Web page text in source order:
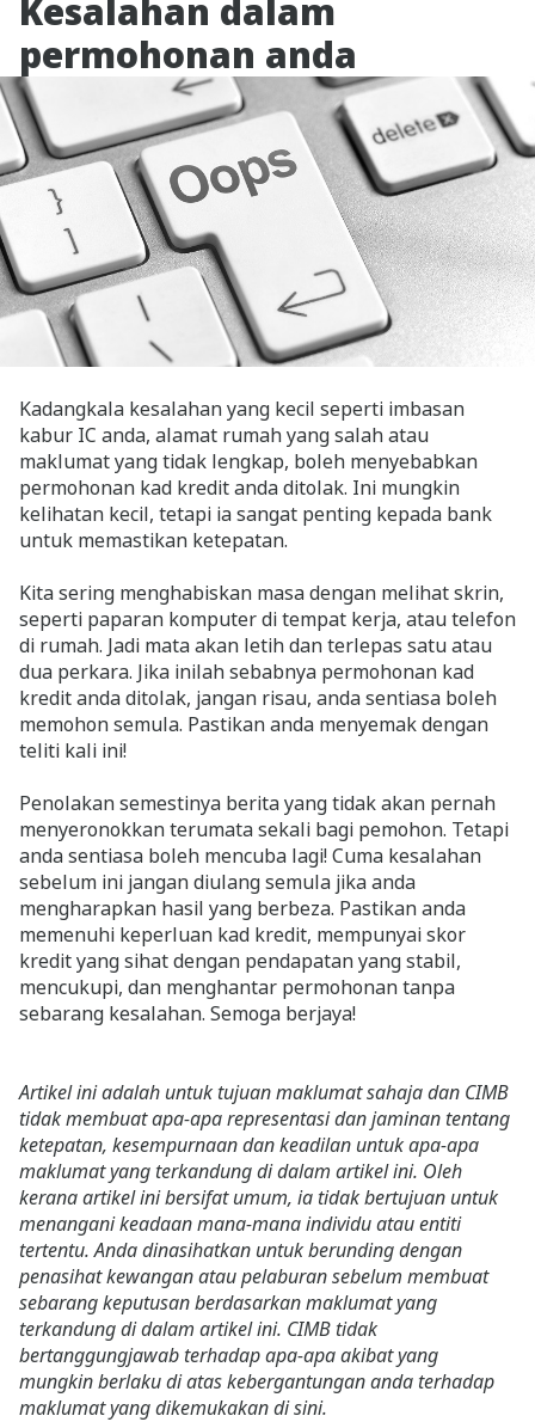
Kesalahan dalam
permohonan anda
Kadangkala kesalahan yang kecil seperti imbasan
kabur IC anda, alamat rumah yang salah atau
maklumat yang tidak lengkap, boleh menyebabkan
permohonan kad kredit anda ditolak. Ini mungkin
kelihatan kecil, tetapi ia sangat penting kepada bank
untuk memastikan ketepatan.
Kita sering menghabiskan masa dengan melihat skrin,
seperti paparan komputer di tempat kerja, atau telefon
di rumah. Jadi mata akan letih dan terlepas satu atau
dua perkara. Jika inilah sebabnya permohonan kad
kredit anda ditolak, jangan risau, anda sentiasa boleh
memohon semula. Pastikan anda menyemak dengan
teliti kali ini!
Penolakan semestinya berita yang tidak akan pernah
menyeronokkan terumata sekali bagi pemohon. Tetapi
anda sentiasa boleh mencuba lagi! Cuma kesalahan
sebelum ini jangan diulang semula jika anda
mengharapkan hasil yang berbeza. Pastikan anda
memenuhi keperluan kad kredit, mempunyai skor
kredit yang sihat dengan pendapatan yang stabil,
mencukupi, dan menghantar permohonan tanpa
sebarang kesalahan. Semoga berjaya!
Artikel ini adalah untuk tujuan maklumat sahaja dan CIMB
tidak membuat apa-apa representasi dan jaminan tentang
ketepatan, kesempurnaan dan keadilan untuk apa-apa
maklumat yang terkandung di dalam artikel ini. Oleh
kerana artikel ini bersifat umum, ia tidak bertujuan untuk
menangani keadaan mana-mana individu atau entiti
tertentu. Anda dinasihatkan untuk berunding dengan
penasihat kewangan atau pelaburan sebelum membuat
sebarang keputusan berdasarkan maklumat yang
terkandung di dalam artikel ini. CIMB tidak
bertanggungjawab terhadap apa-apa akibat yang
mungkin berlaku di atas kebergantungan anda terhadap
maklumat yang dikemukakan di sini.